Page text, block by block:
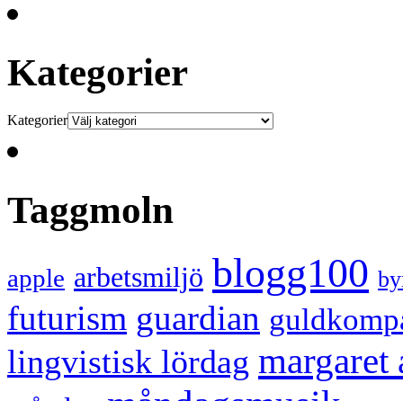
Kategorier
Kategorier
Taggmoln
apple arbetsmiljö blogg100
futurism guardian
lingvistisk lördag margaret